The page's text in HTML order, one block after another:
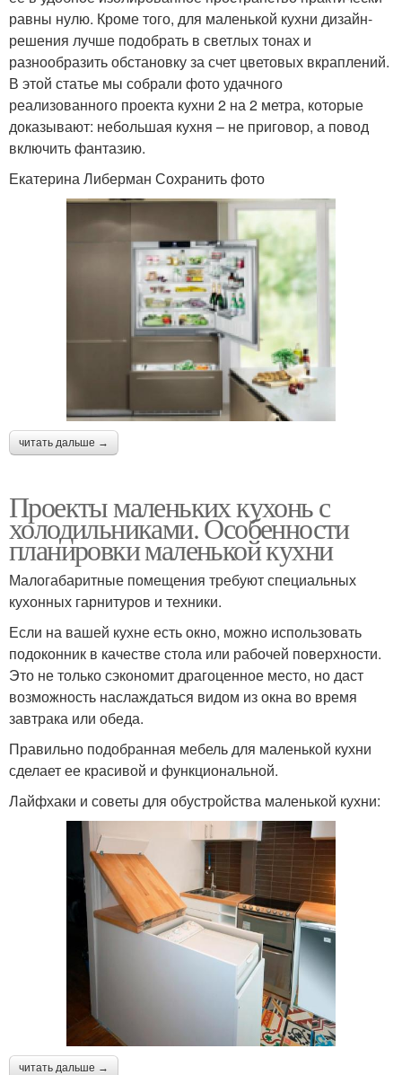
равны нулю. Кроме того, для маленькой кухни дизайн-
решения лучше подобрать в светлых тонах и
разнообразить обстановку за счет цветовых вкраплений.
В этой статье мы собрали фото удачного
реализованного проекта кухни 2 на 2 метра, которые
доказывают: небольшая кухня – не приговор, а повод
включить фантазию.
Екатерина Либерман Сохранить фото
читать дальше →
Проекты маленьких кухонь с
холодильниками. Особенности
планировки маленькой кухни
Малогабаритные помещения требуют специальных
кухонных гарнитуров и техники.
Если на вашей кухне есть окно, можно использовать
подоконник в качестве стола или рабочей поверхности.
Это не только сэкономит драгоценное место, но даст
возможность наслаждаться видом из окна во время
завтрака или обеда.
Правильно подобранная мебель для маленькой кухни
сделает ее красивой и функциональной.
Лайфхаки и советы для обустройства маленькой кухни:
читать дальше →